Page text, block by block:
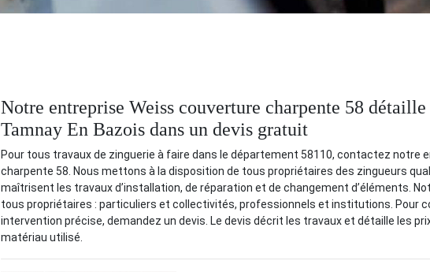
Notre entreprise Weiss couverture charpente 58
Tamnay En Bazois dans un devis gratuit
Pour tous travaux de zinguerie à faire dans le département 58110, contactez notre
charpente 58. Nous mettons à la disposition de tous propriétaires des zingueurs
maîtrisent les travaux d’installation, de réparation et de changement d’éléments.
tous propriétaires : particuliers et collectivités, professionnels et institutions. Pour
intervention précise, demandez un devis. Le devis décrit les travaux et détaille les
matériau utilisé.